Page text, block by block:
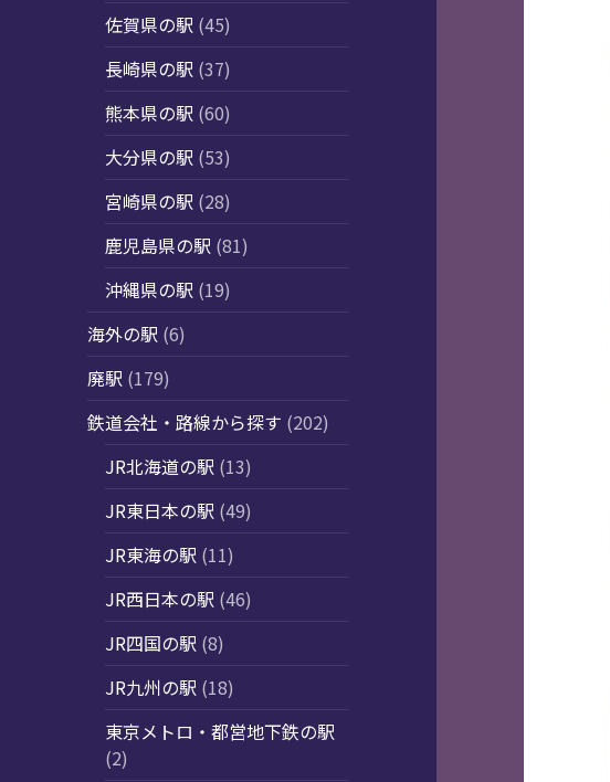
佐賀県の駅 (45)
長崎県の駅 (37)
熊本県の駅 (60)
大分県の駅 (53)
宮崎県の駅 (28)
鹿児島県の駅 (81)
沖縄県の駅 (19)
海外の駅 (6)
廃駅 (179)
鉄道会社・路線から探す (202)
JR北海道の駅 (13)
JR東日本の駅 (49)
JR東海の駅 (11)
JR西日本の駅 (46)
JR四国の駅 (8)
JR九州の駅 (18)
東京メトロ・都営地下鉄の駅
(2)